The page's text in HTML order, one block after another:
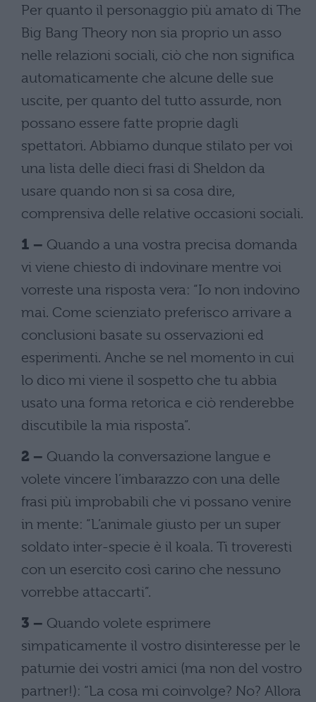
Per quanto il personaggio più amato di The
Big Bang Theory non sia proprio un asso
nelle relazioni sociali, ciò che non significa
automaticamente che alcune delle sue
uscite, per quanto del tutto assurde, non
possano essere fatte proprie dagli
spettatori. Abbiamo dunque stilato per voi
una lista delle dieci frasi di Sheldon da
usare quando non si sa cosa dire,
comprensiva delle relative occasioni sociali.
1 – Quando a una vostra precisa domanda
vi viene chiesto di indovinare mentre voi
vorreste una risposta vera: “Io non indovino
mai. Come scienziato preferisco arrivare a
conclusioni basate su osservazioni ed
esperimenti. Anche se nel momento in cui
lo dico mi viene il sospetto che tu abbia
usato una forma retorica e ciò renderebbe
discutibile la mia risposta”.
2 – Quando la conversazione langue e
volete vincere l’imbarazzo con una delle
frasi più improbabili che vi possano venire
in mente: “L’animale giusto per un super
soldato inter-specie è il koala. Ti troveresti
con un esercito così carino che nessuno
vorrebbe attaccarti”.
3 – Quando volete esprimere
simpaticamente il vostro disinteresse per le
paturnie dei vostri amici (ma non del vostro
partner!): “La cosa mi coinvolge? No? Allora